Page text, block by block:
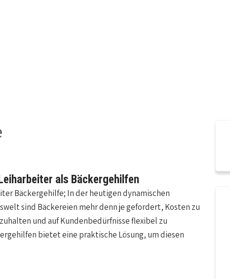
als Bäckergehilfen
Bäckergehilfe; In der heutigen dynamischen
sind Bäckereien mehr denn je gefordert, Kosten zu
und auf Kundenbedürfnisse flexibel zu
bietet eine praktische Lösung, um diesen